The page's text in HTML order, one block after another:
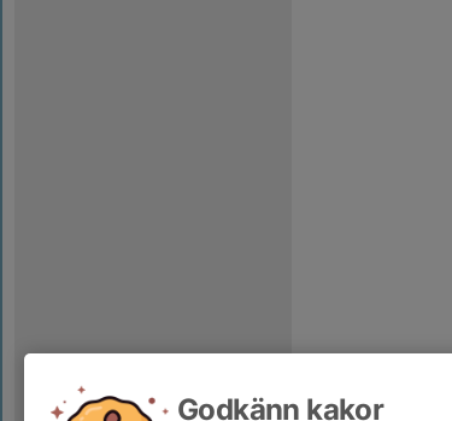
Godkänn kakor